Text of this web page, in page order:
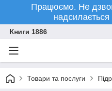
Працюємо. Не
Книги 1886
Товари та послуги